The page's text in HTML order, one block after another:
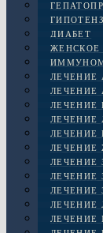
ДИАБЕТ
ЖЕНСКОЕ
ЛЕЧЕНИЕ
ЛЕЧЕНИЕ
ЛЕЧЕНИЕ
ЛЕЧЕНИЕ
ЛЕЧЕНИЕ
ЛЕЧЕНИЕ
ЛЕЧЕНИЕ
ЛЕЧЕНИЕ
ЛЕЧЕНИЕ
ЛЕЧЕНИЕ
ЛЕЧЕНИЕ